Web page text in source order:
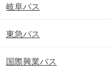
岐阜バス
東急バス
国際興業バス